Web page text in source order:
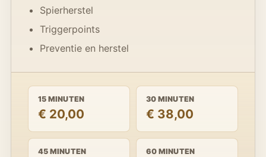
Spierherstel
Triggerpoints
Preventie en herstel
15 MINUTEN
€ 20,00
30 MINUTEN
€ 38,00
45 MINUTEN 60 MINUTEN